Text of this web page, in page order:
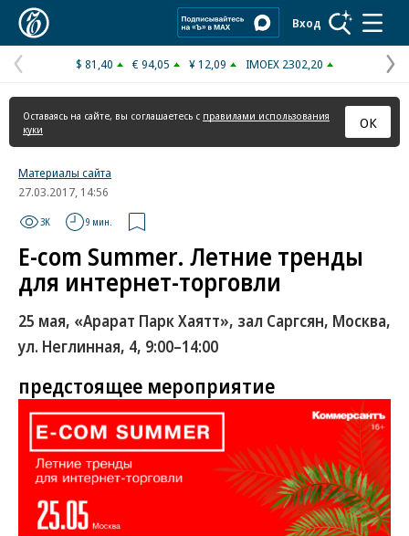
Вход
Предыдущая
страница
$ 81,40 € 94,05 ¥ 12,09 IMOEX 2302,20
Оставаясь на сайте, вы соглашаетесь с правилами использования
куки
ОК
Материалы сайта
27.03.2017, 14:56
3K 9 мин.
E-com Summer. Летние тренды
для интернет-торговли
25 мая, «Арарат Парк Хаятт», зал Саргсян, Москва,
ул. Неглинная, 4, 9:00–14:00
предстоящее мероприятие